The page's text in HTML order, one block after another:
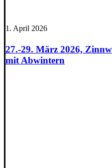
1. April 2026
27.-29. März 2026,
mit Abwintern